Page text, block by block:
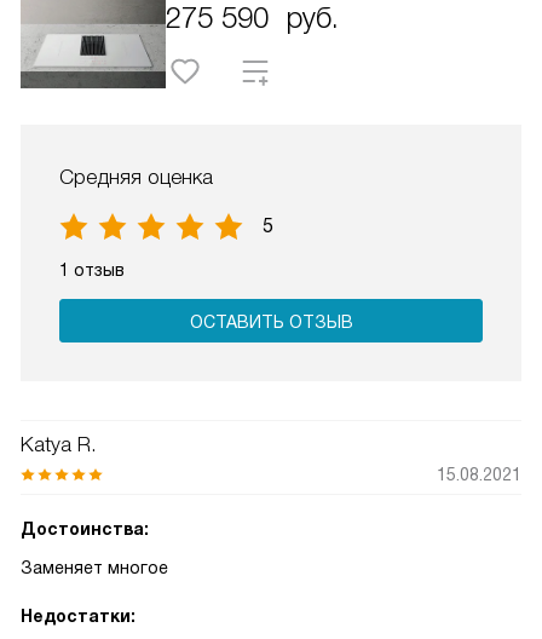
275 590 руб.
Средняя оценка
5
1 отзыв
ОСТАВИТЬ ОТЗЫВ
Katya R.
15.08.2021
Достоинства:
Заменяет многое
Недостатки: